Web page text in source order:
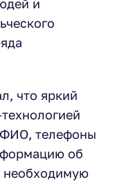
и
что яркий
ФИО, телефоны
об
необходимую